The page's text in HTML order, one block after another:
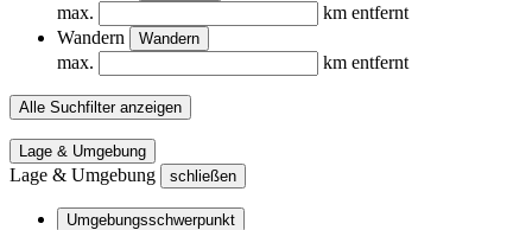
max.
km entfernt
Wandern
Wandern
max. km entfernt
Alle Suchfilter anzeigen
Lage & Umgebung
Lage & Umgebung schließen
Umgebungsschwerpunkt